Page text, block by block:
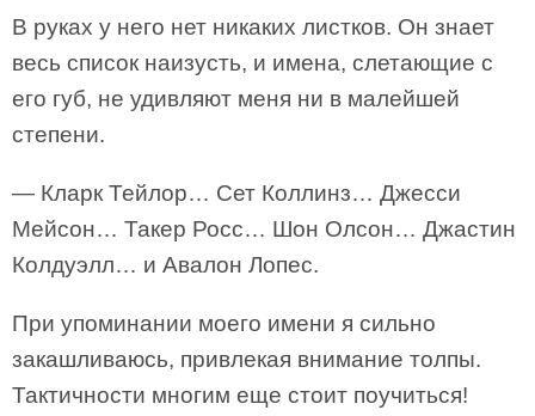
В руках у него нет никаких листков. Он знает
весь список наизусть, и имена, слетающие с
его губ, не удивляют меня ни в малейшей
степени.
— Кларк Тейлор… Сет Коллинз… Джесси
Мейсон… Такер Росс… Шон Олсон… Джастин
Колдуэлл… и Авалон Лопес.
При упоминании моего имени я сильно
закашливаюсь, привлекая внимание толпы.
Тактичности многим еще стоит поучиться!